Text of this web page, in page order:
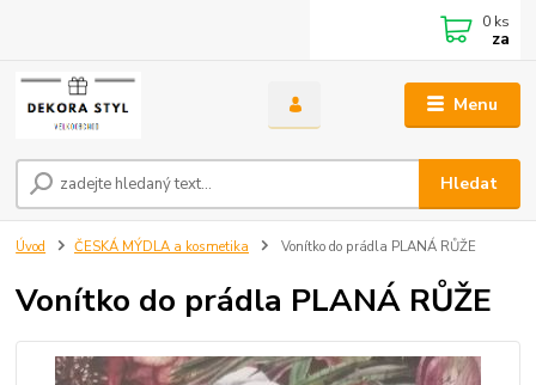
Menu
Hledat
0 ks
za
Úvod ČESKÁ MÝDLA a kosmetika Vonítko do prádla PLANÁ RŮŽE
Vonítko do prádla PLANÁ RŮŽE